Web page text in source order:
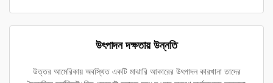
উৎপাদন দক্ষতায় উন্নতি
উত্তর আমেরিকায় অবস্থিত একটি মাঝারি আকারের উৎপাদন কারখানা তাদের